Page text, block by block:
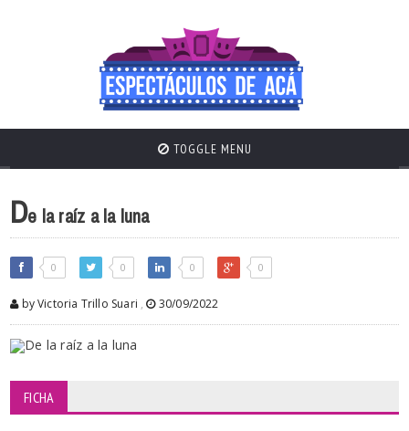
TOGGLE MENU
De la raíz a la luna
0 0 0 0
by Victoria Trillo Suari , 30/09/2022
FICHA